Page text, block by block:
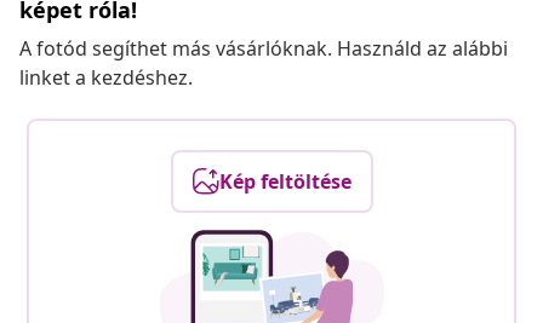
képet róla!
A fotód segíthet más vásárlóknak. Használd az alábbi
linket a kezdéshez.
Kép feltöltése